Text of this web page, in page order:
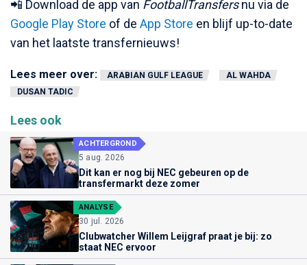
📲 Download de app van FootballTransfersnu via de
Google Play Store of de App Store en blijf up-to-date
van het laatste transfernieuws!
Lees meer over: ARABIAN GULF LEAGUE
AL WAHDA
DUSAN TADIC
Lees ook
ACHTERGROND
5 aug. 2026
Dit kan er nog bij NEC gebeuren op de
transfermarkt deze zomer
ANALYSE
30 jul. 2026
Clubwatcher Willem Leijgraf praat je bij: zo
staat NEC ervoor